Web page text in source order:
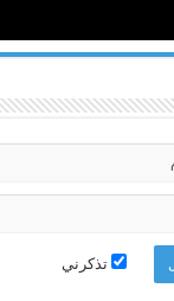
تذكرني